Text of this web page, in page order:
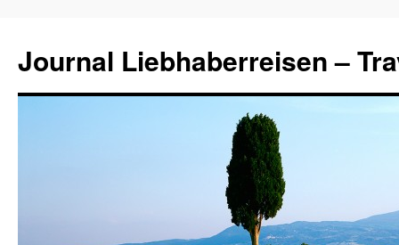
Journal Liebhaberreisen –